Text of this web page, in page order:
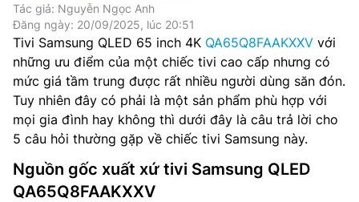
Tác giả: Nguyễn Ngọc Anh
Đăng ngày: 20/09/2025, lúc 20:51
Tivi Samsung QLED 65 inch 4K QA65Q8FAAKXXV với
những ưu điểm của một chiếc tivi cao cấp nhưng có
mức giá tầm trung được rất nhiều người dùng săn đón.
Tuy nhiên đây có phải là một sản phẩm phù hợp với
mọi gia đình hay không thì dưới đây là câu trả lời cho
5 câu hỏi thường gặp về chiếc tivi Samsung này.
Nguồn gốc xuất xứ tivi Samsung QLED
QA65Q8FAAKXXV